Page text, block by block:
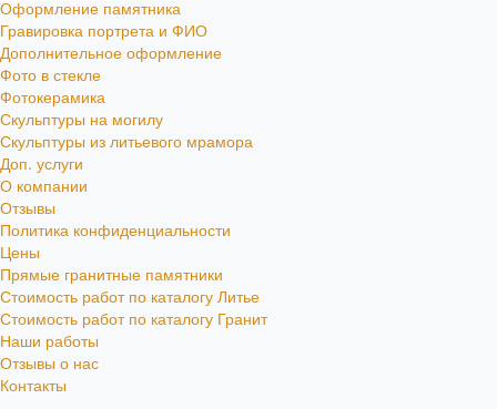
Оформление памятника
Гравировка портрета и ФИО
Дополнительное оформление
Фото в стекле
Фотокерамика
Скульптуры на могилу
Скульптуры из литьевого мрамора
Доп. услуги
О компании
Отзывы
Политика конфиденциальности
Цены
Прямые гранитные памятники
Стоимость работ по каталогу Литье
Стоимость работ по каталогу Гранит
Наши работы
Отзывы о нас
Контакты